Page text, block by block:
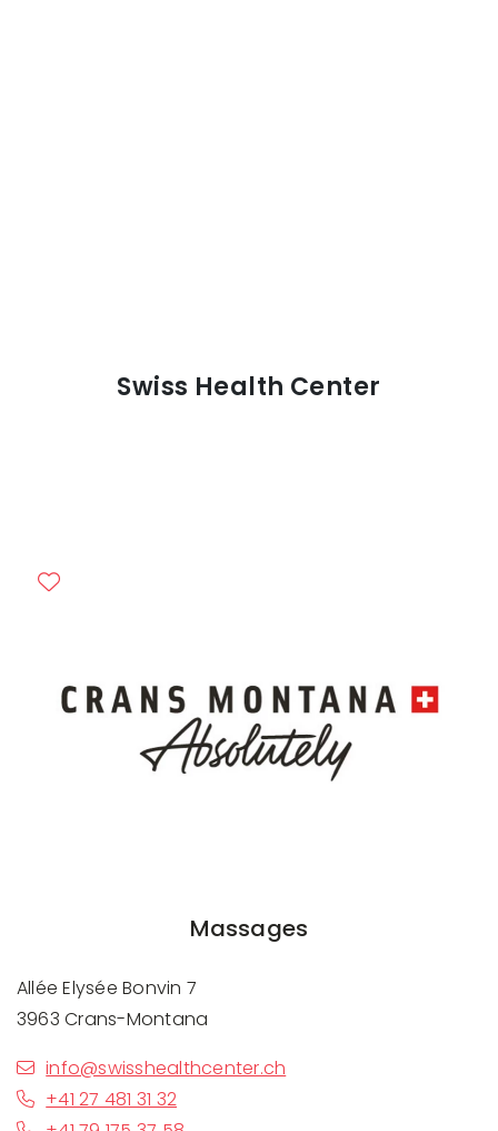
Swiss Health Center
Massages
Allée Elysée Bonvin 7
3963 Crans-Montana
info@swisshealthcenter.ch
+41 27 481 31 32